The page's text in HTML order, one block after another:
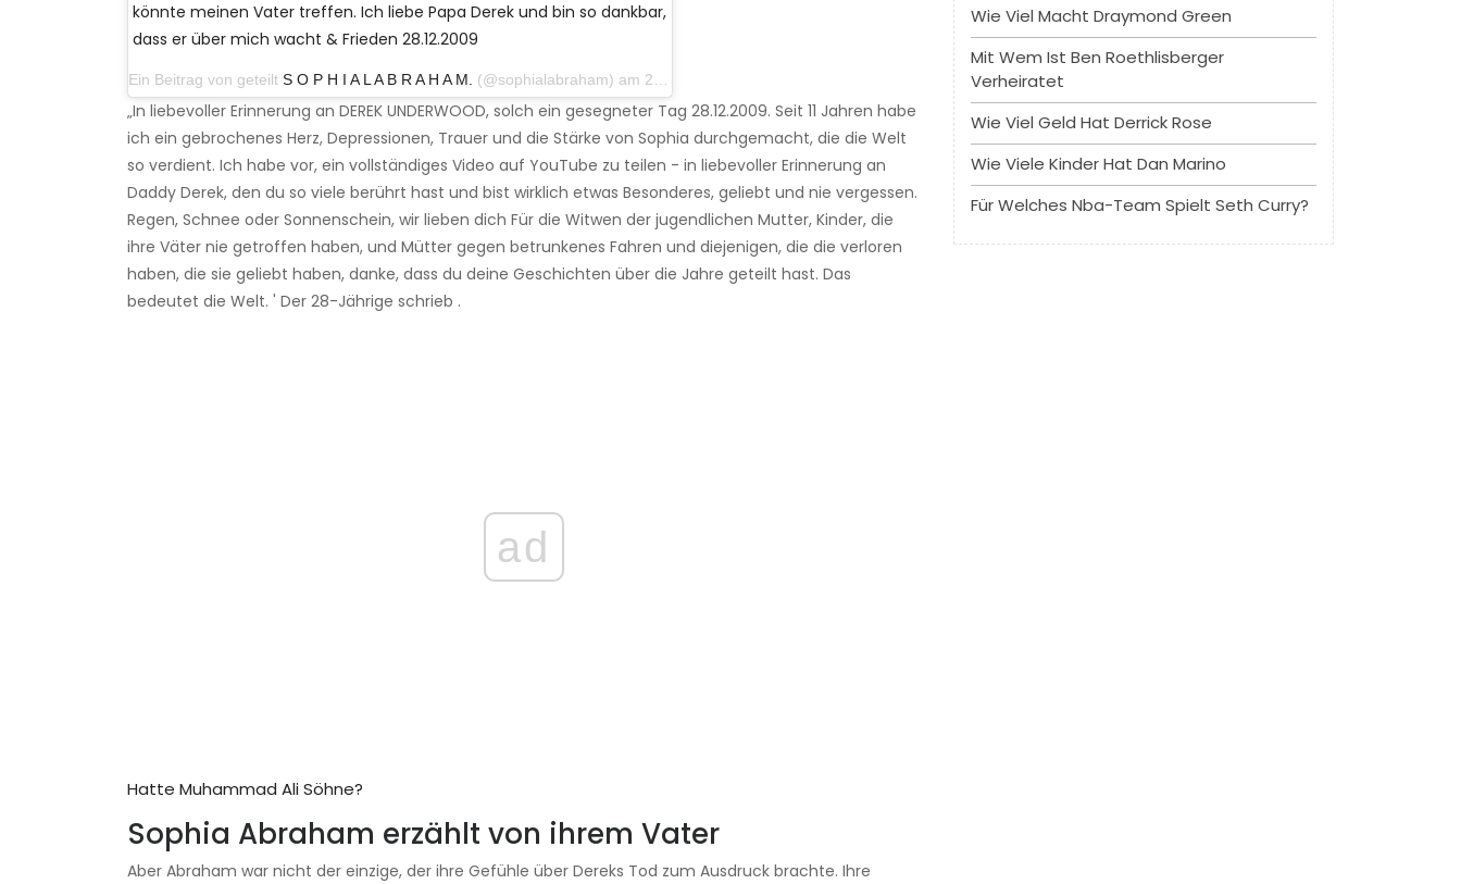
könnte meinen Vater treffen. Ich liebe Papa Derek und bin so dankbar,
dass er über mich wacht & Frieden 28.12.2009
Ein Beitrag von geteilt S O P H I A L A B R A H A M. (@sophialabraham) am 28. Dezember 2019 um 17:02 Uhr PST
„In liebevoller Erinnerung an DEREK UNDERWOOD, solch ein gesegneter Tag 28.12.2009. Seit 11 Jahren habe
ich ein gebrochenes Herz, Depressionen, Trauer und die Stärke von Sophia durchgemacht, die die Welt
so verdient. Ich habe vor, ein vollständiges Video auf YouTube zu teilen - in liebevoller Erinnerung an
Daddy Derek, den du so viele berührt hast und bist wirklich etwas Besonderes, geliebt und nie vergessen.
Regen, Schnee oder Sonnenschein, wir lieben dich Für die Witwen der jugendlichen Mutter, Kinder, die
ihre Väter nie getroffen haben, und Mütter gegen betrunkenes Fahren und diejenigen, die die verloren
haben, die sie geliebt haben, danke, dass du deine Geschichten über die Jahre geteilt hast. Das
bedeutet die Welt. ' Der 28-Jährige schrieb .
ad
Hatte Muhammad Ali Söhne?
Sophia Abraham erzählt von ihrem Vater
Aber Abraham war nicht der einzige, der ihre Gefühle über Dereks Tod zum Ausdruck brachte. Ihre
Wie Viel Macht Draymond Green
Mit Wem Ist Ben Roethlisberger
Verheiratet
Wie Viel Geld Hat Derrick Rose
Wie Viele Kinder Hat Dan Marino
Für Welches Nba-Team Spielt Seth Curry?